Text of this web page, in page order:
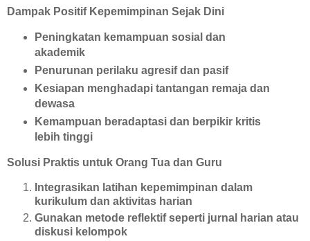
Dampak Positif Kepemimpinan Sejak Dini
Peningkatan kemampuan sosial dan
akademik
Penurunan perilaku agresif dan pasif
Kesiapan menghadapi tantangan remaja dan
dewasa
Kemampuan beradaptasi dan berpikir kritis
lebih tinggi
Solusi Praktis untuk Orang Tua dan Guru
Integrasikan latihan kepemimpinan dalam
kurikulum dan aktivitas harian
Gunakan metode reflektif seperti jurnal harian atau
diskusi kelompok